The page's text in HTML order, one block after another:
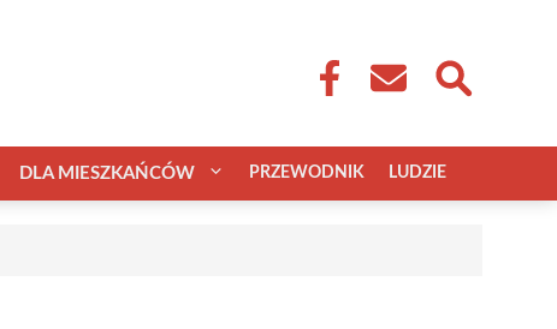
DLA MIESZKAŃCÓW PRZEWODNIK LUDZIE